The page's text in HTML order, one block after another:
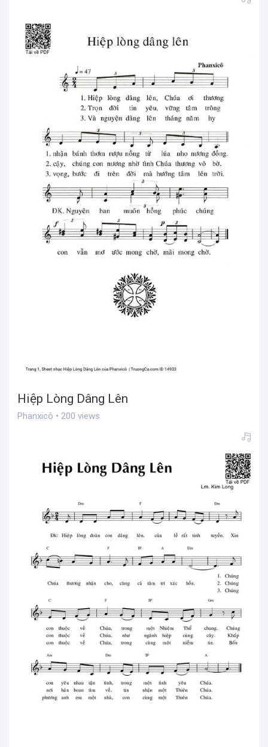
Hiệp Lòng Dâng Lên
Phanxicô • 200 views